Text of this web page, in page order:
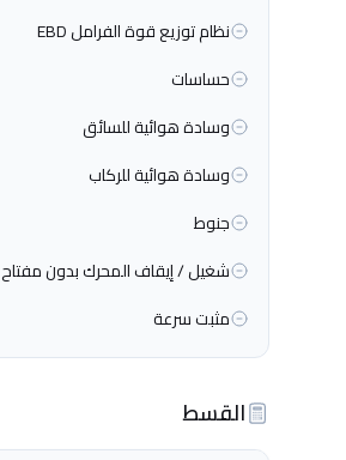
نظام توزيع قوة الفرامل EBD
حساسات
وسادة هوائية للسائق
وسادة هوائية للركاب
جنوط
شغيل / إيقاف المحرك بدون مفتاح
مثبت سرعة
القسط